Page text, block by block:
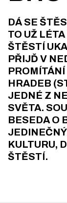
DÁ SE
TO UŽ
ŠTĚSTÍ
PŘIJĎ V
HRADEB
JEDNÉ Z
SVĚTA.
BESEDA O
KULTURU,
ŠTĚSTÍ.